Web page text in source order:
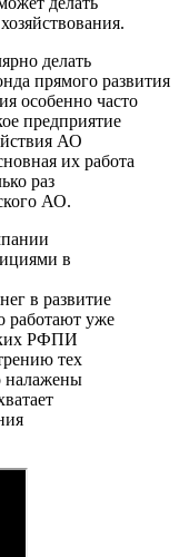
делать
прямого развития
особенно часто
предприятие
АО
их работа
раз
АО.
в
в развитие
работают уже
РФПИ
тех
налажены